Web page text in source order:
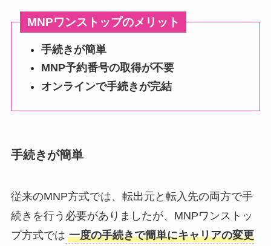
MNPワンストップのメリット
手続きが簡単
MNP予約番号の取得が不要
オンラインで手続きが完結
手続きが簡単
従来のMNP方式では、転出元と転入先の両方で手
続きを行う必要がありましたが、MNPワンストッ
プ方式では 一度の手続きで簡単にキャリアの変更